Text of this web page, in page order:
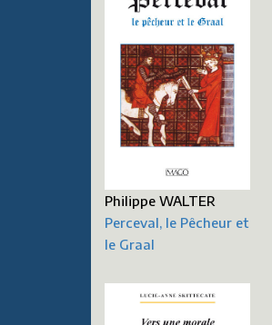
Philippe WALTER
Perceval, le Pêcheur et
le Graal